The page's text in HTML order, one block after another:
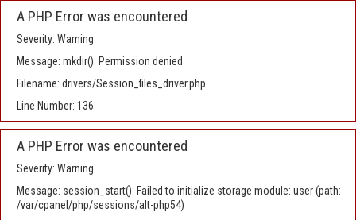
A PHP Error was encountered
Severity: Warning
Message: mkdir(): Permission denied
Filename: drivers/Session_files_driver.php
Line Number: 136
A PHP Error was encountered
Severity: Warning
Message: session_start(): Failed to initialize storage module: user (path:
/var/cpanel/php/sessions/alt-php54)